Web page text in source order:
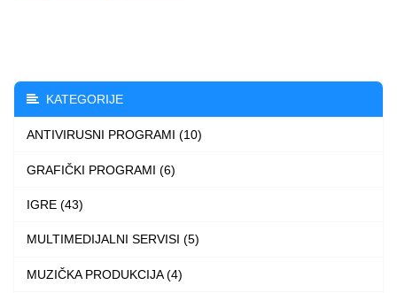
KATEGORIJE
ANTIVIRUSNI PROGRAMI (10)
GRAFIČKI PROGRAMI (6)
IGRE (43)
MULTIMEDIJALNI SERVISI (5)
MUZIČKA PRODUKCIJA (4)